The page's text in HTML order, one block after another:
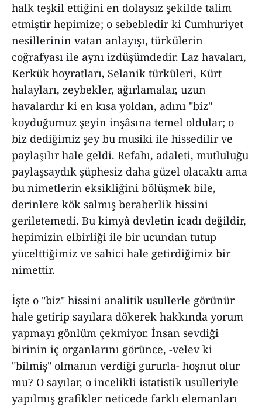
halk teşkil ettiğini en dolaysız şekilde talim
etmiştir hepimize; o sebebledir ki Cumhuriyet
nesillerinin vatan anlayışı, türkülerin
coğrafyası ile aynı izdüşümdedir. Laz havaları,
Kerkük hoyratları, Selanik türküleri, Kürt
halayları, zeybekler, ağırlamalar, uzun
havalardır ki en kısa yoldan, adını "biz"
koyduğumuz şeyin inşâsına temel oldular; o
biz dediğimiz şey bu musiki ile hissedilir ve
paylaşılır hale geldi. Refahı, adaleti, mutluluğu
paylaşsaydık şüphesiz daha güzel olacaktı ama
bu nimetlerin eksikliğini bölüşmek bile,
derinlere kök salmış beraberlik hissini
geriletemedi. Bu kimyâ devletin icadı değildir,
hepimizin elbirliği ile bir ucundan tutup
yücelttiğimiz ve sahici hale getirdiğimiz bir
nimettir.
İşte o "biz" hissini analitik usullerle görünür
hale getirip sayılara dökerek hakkında yorum
yapmayı gönlüm çekmiyor. İnsan sevdiği
birinin iç organlarını görünce, -velev ki
"bilmiş" olmanın verdiği gururla- hoşnut olur
mu? O sayılar, o incelikli istatistik usulleriyle
yapılmış grafikler neticede farklı elemanları